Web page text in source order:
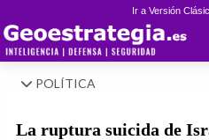
Ir a Versión
POLÍTICA
La ruptura suicida de